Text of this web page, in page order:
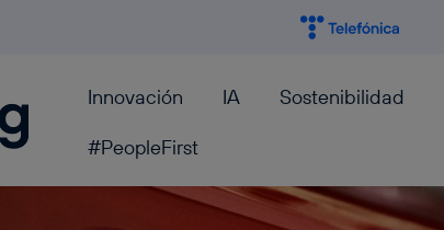
Innovación IA Sostenibilidad
#PeopleFirst